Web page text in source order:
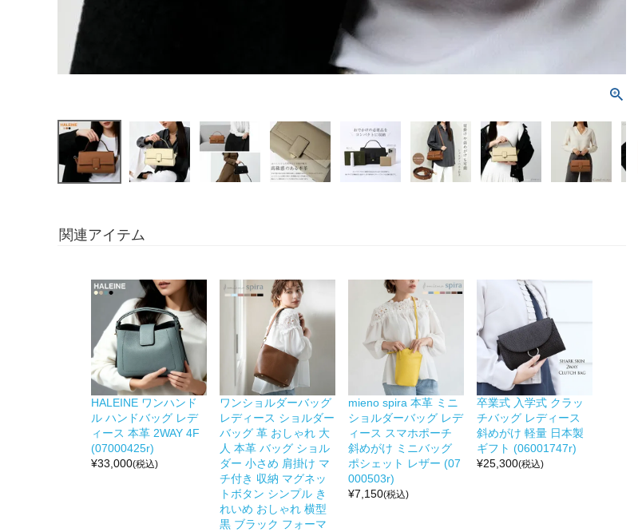
関連アイテム
HALEINE ワンハンド
ル ハンドバッグ レデ
ィース 本革 2WAY 4F
(07000425r)
¥33,000(税込)
ワンショルダーバッグ
レディース ショルダー
バッグ 革 おしゃれ 大
人 本革 バッグ ショル
ダー 小さめ 肩掛け マ
チ付き 収納 マグネッ
トボタン シンプル き
れいめ おしゃれ 横型
黒 ブラック フォーマ
mieno spira 本革 ミニ
ショルダーバッグ レデ
ィース スマホポーチ
斜めがけ ミニバッグ
ポシェット レザー (07
000503r)
¥7,150(税込)
卒業式 入学式 クラッ
チバッグ レディース
斜めがけ 軽量 日本製
ギフト (06001747r)
¥25,300(税込)